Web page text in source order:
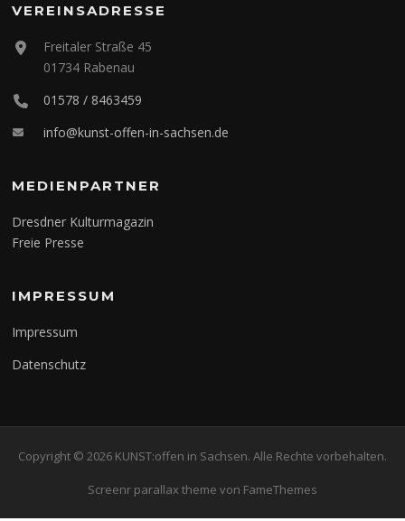
VEREINSADRESSE
Freitaler Straße 45
01734 Rabenau
01578 / 8463459
info@kunst-offen-in-sachsen.de
MEDIENPARTNER
Dresdner Kulturmagazin
Freie Presse
IMPRESSUM
Impressum
Datenschutz
Copyright © 2026 KUNST:offen in Sachsen. Alle Rechte vorbehalten.
Screenr parallax theme von FameThemes